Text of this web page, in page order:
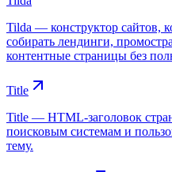
Tilda — конструктор сайтов,
собирать лендинги,
контентные страницы без
Title
Title — HTML-заголовок
поисковым системам и
тему.